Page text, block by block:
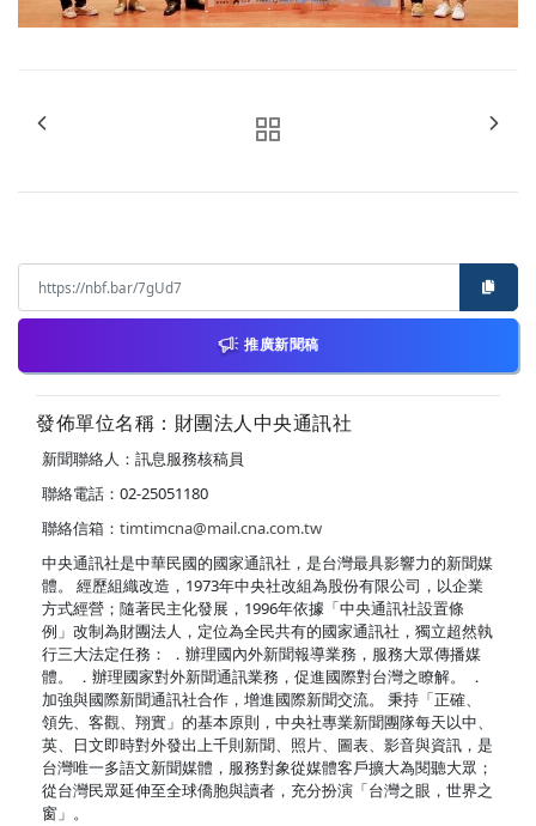
推廣新聞稿
發佈單位名稱：財團法人中央通訊社
新聞聯絡人：訊息服務核稿員
聯絡電話：02-25051180
聯絡信箱： timtimcna@mail.cna.com.tw
中央通訊社是中華民國的國家通訊社，是台灣最具影響力的新聞媒
體。 經歷組織改造，1973年中央社改組為股份有限公司，以企業
方式經營；隨著民主化發展，1996年依據「中央通訊社設置條
例」改制為財團法人，定位為全民共有的國家通訊社，獨立超然執
行三大法定任務： ．辦理國內外新聞報導業務，服務大眾傳播媒
體。 ．辦理國家對外新聞通訊業務，促進國際對台灣之瞭解。 ．
加強與國際新聞通訊社合作，增進國際新聞交流。 秉持「正確、
領先、客觀、翔實」的基本原則，中央社專業新聞團隊每天以中、
英、日文即時對外發出上千則新聞、照片、圖表、影音與資訊，是
台灣唯一多語文新聞媒體，服務對象從媒體客戶擴大為閱聽大眾；
從台灣民眾延伸至全球僑胞與讀者，充分扮演「台灣之眼，世界之
窗」。